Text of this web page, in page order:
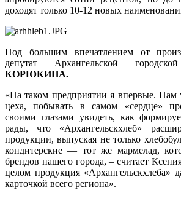
доходят только 10-12 новых
Под большим впечатлением от
депутат Архангельской
КОРЮКИНА.
«На таком предприятии я впервые. Нам
цеха, побывать в самом «сердце»
своими глазами увидеть, как
рады, что «Архангельскхлеб»
продукции, выпуская не только
кондитерские — тот же мармелад,
брендов нашего города, – считает
целом продукция «Архангельскхлеба»
карточкой всего региона».